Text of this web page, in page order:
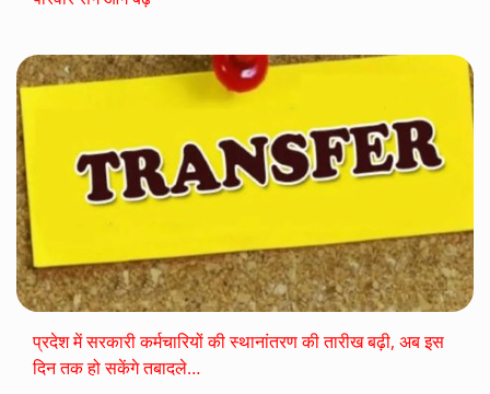
प्रदेश में सरकारी कर्मचारियों की स्थानांतरण की तारीख बढ़ी, अब इस
दिन तक हो सकेंगे तबादले…